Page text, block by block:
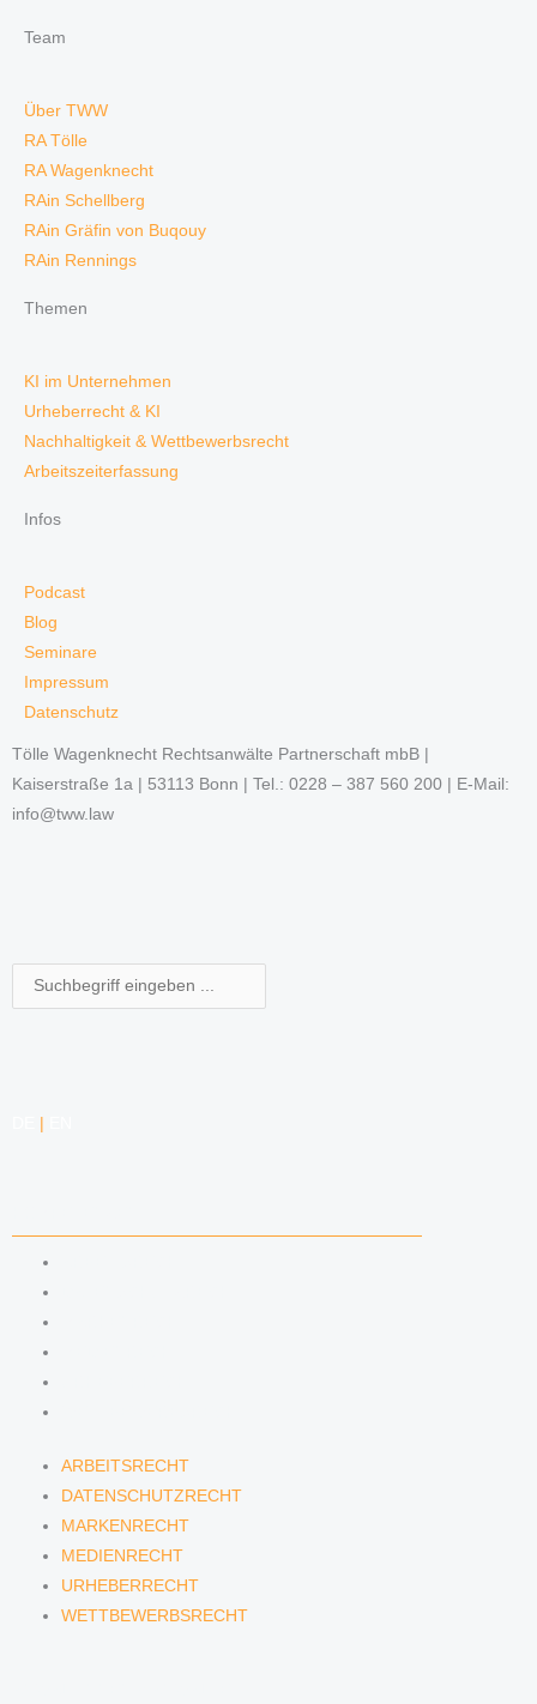
Team
Über TWW
RA Tölle
RA Wagenknecht
RAin Schellberg
RAin Gräfin von Buqouy
RAin Rennings
Themen
KI im Unternehmen
Urheberrecht & KI
Nachhaltigkeit & Wettbewerbsrecht
Arbeitszeiterfassung
Infos
Podcast
Blog
Seminare
Impressum
Datenschutz
Tölle Wagenknecht Rechtsanwälte Partnerschaft mbB |
Kaiserstraße 1a | 53113 Bonn | Tel.: 0228 – 387 560 200 | E-Mail:
info@tww.law
Suche
ARBEITSRECHT
DATENSCHUTZRECHT
MARKENRECHT
MEDIENRECHT
URHEBERRECHT
WETTBEWERBSRECHT